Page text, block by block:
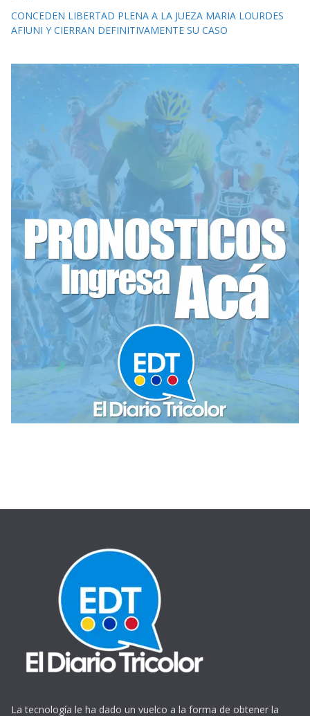
CONCEDEN LIBERTAD PLENA A LA JUEZA MARIA LOURDES
AFIUNI Y CIERRAN DEFINITIVAMENTE SU CASO
La tecnología le ha dado un vuelco a la forma de obtener la